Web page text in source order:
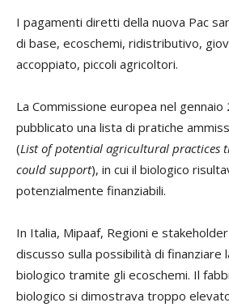
I pagamenti diretti della nuova Pac
di base, ecoschemi, ridistributivo,
accoppiato, piccoli agricoltori.
La Commissione europea nel gennaio
pubblicato una lista di pratiche
(List of potential agricultural practices
could support), in cui il biologico
potenzialmente finanziabili.
In Italia, Mipaaf, Regioni e
discusso sulla possibilità di finanziare
biologico tramite gli ecoschemi. Il
biologico si dimostrava troppo